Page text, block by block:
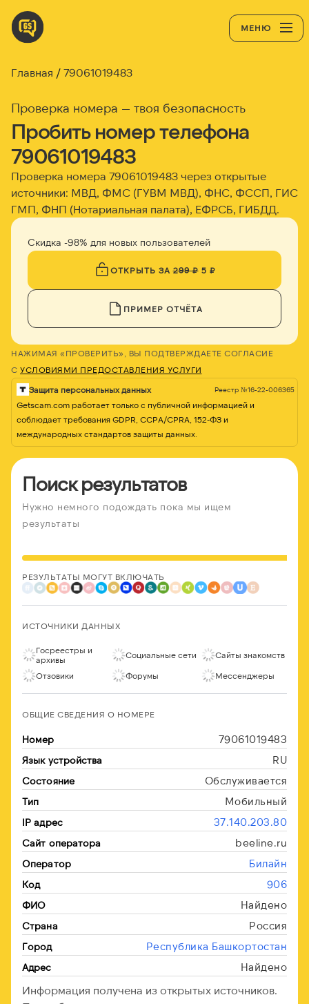
МЕНЮ
Главная 79061019483
Проверка номера — твоя безопасность
Пробить номер телефона
79061019483
Проверка номера 79061019483 через открытые
источники: МВД, ФМС (ГУВМ МВД), ФНС, ФССП, ГИС
ГМП, ФНП (Нотариальная палата), ЕФРСБ, ГИБДД.
Скидка -98% для новых пользователей
ОТКРЫТЬ ЗА299 ₽5 ₽
ПРИМЕР ОТЧЁТА
НАЖИМАЯ «ПРОВЕРИТЬ», ВЫ ПОДТВЕРЖДАЕТЕ СОГЛАСИЕ
С УСЛОВИЯМИ ПРЕДОСТАВЛЕНИЯ УСЛУГИ
Защита персональных данных Реестр №16-22-006365
Getscam.com работает только с публичной информацией и
соблюдает требования GDPR, CCPA/CPRA, 152-ФЗ и
международных стандартов защиты данных.
Поиск результатов
Нужно немного подождать пока мы ищем
результаты
РЕЗУЛЬТАТЫ МОГУТ ВКЛЮЧАТЬ
ИСТОЧНИКИ ДАННЫХ
Госреестры и
архивы
Социальные сети Сайты знакомств
Отзовики Форумы Мессенджеры
ОБЩИЕ СВЕДЕНИЯ О НОМЕРЕ
Номер 79061019483
Язык устройства RU
Состояние Обслуживается
Тип Мобильный
IP адрес 37.140.203.80
Сайт оператора beeline.ru
Оператор Билайн
Код 906
ФИО Найдено
Страна Россия
Город Республика Башкортостан
Адрес Найдено
Информация получена из открытых источников.